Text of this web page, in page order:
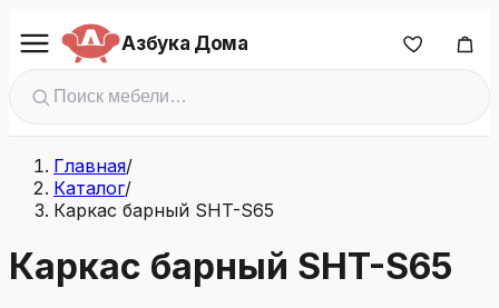
Азбука Дома
Главная/
Каталог/
Каркас барный SHT-S65
Каркас барный SHT-S65